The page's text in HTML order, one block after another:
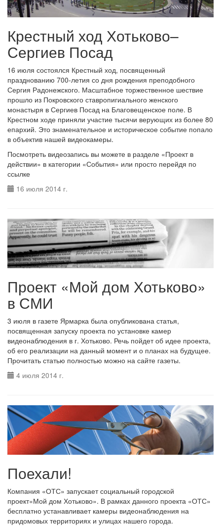
Крестный ход Хотьково–
Сергиев Посад
16 июля состоялся Крестный ход, посвященный
празднованию 700-летия со дня рождения преподобного
Сергия Радонежского. Масштабное торжественное шествие
прошло из Покровского ставропигиального женского
монастыря в Сергиев Посад на Благовещенское поле. В
Крестном ходе приняли участие тысячи верующих из более 80
епархий. Это знаменательное и историческое событие попало
в объектив нашей видеокамеры.
Посмотреть видеозапись вы можете в разделе «Проект в
действии» в категории «События» или просто перейдя по
ссылке
16 июля 2014 г.
Проект «Мой дом Хотьково»
в СМИ
3 июля в газете Ярмарка была опубликована статья,
посвященная запуску проекта по установке камер
видеонаблюдения в г. Хотьково. Речь пойдет об идее проекта,
об его реализации на данный момент и о планах на будущее.
Прочитать статью полностью можно на сайте газеты.
4 июля 2014 г.
Поехали!
Компания «ОТС» запускает социальный городской
проект«Мой дом Хотьково». В рамках данного проекта «ОТС»
бесплатно устанавливает камеры видеонаблюдения на
придомовых территориях и улицах нашего города.